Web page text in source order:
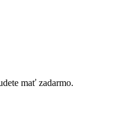
mať zadarmo.